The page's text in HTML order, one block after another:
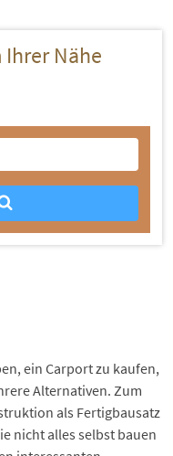
Ihrer Nähe
ein Carport zu kaufen,
Alternativen. Zum
als Fertigbausatz
nicht alles selbst bauen